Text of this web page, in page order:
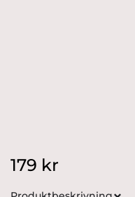
179 kr